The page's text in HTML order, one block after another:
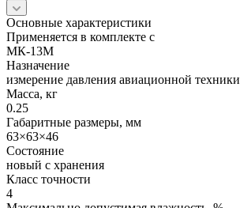
Основные характеристики
Применяется в комплекте с
МК-13М
Назначение
измерение давления авиационной техники
Масса, кг
0.25
Габаритные размеры, мм
63×63×46
Состояние
новый с хранения
Класс точности
4